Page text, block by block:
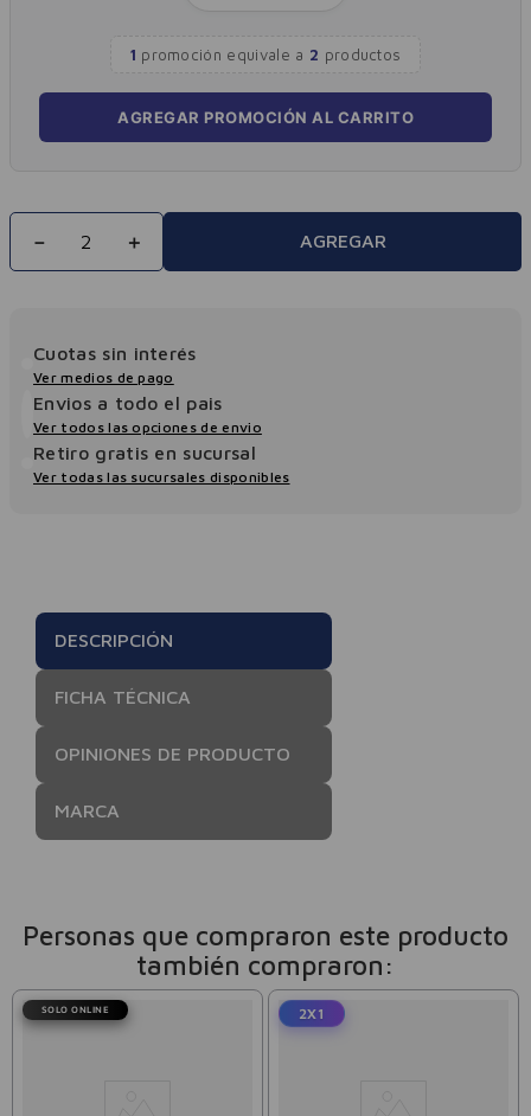
1 promoción equivale a 2 productos
AGREGAR PROMOCIÓN AL CARRITO
＋
－ AGREGAR
Cuotas sin interés
Ver medios de pago
Envios a todo el pais
Ver todos las opciones de envio
Retiro gratis en sucursal
Ver todas las sucursales disponibles
DESCRIPCIÓN
FICHA TÉCNICA
OPINIONES DE PRODUCTO
MARCA
Personas que compraron este producto
también compraron:
SOLO ONLINE 2X1